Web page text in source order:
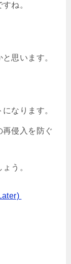
ね。
思います。
なります。
再侵入を防ぐ
う。